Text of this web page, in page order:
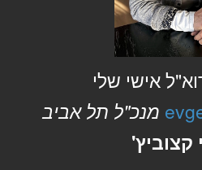
אישי שלי
מנכ"ל תל אביב
קצוביץ'